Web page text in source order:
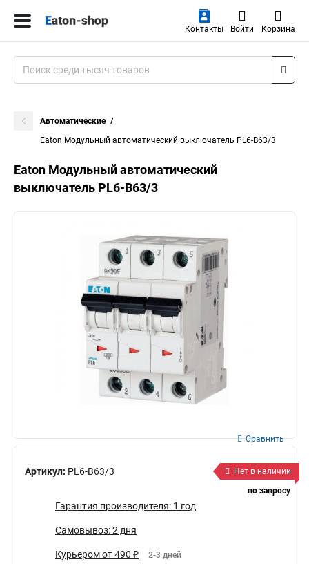
Контакты Войти Корзина
Автоматические
Eaton Модульный автоматический выключатель PL6-B63/3
Eaton Модульный автоматический
выключатель PL6-B63/3
Артикул: PL6-B63/3
Сравнить
Нет в наличии
по запросу
Гарантия производителя: 1 год
Самовывоз: 2 дня
Курьером от 490 ₽ 2-3 дней